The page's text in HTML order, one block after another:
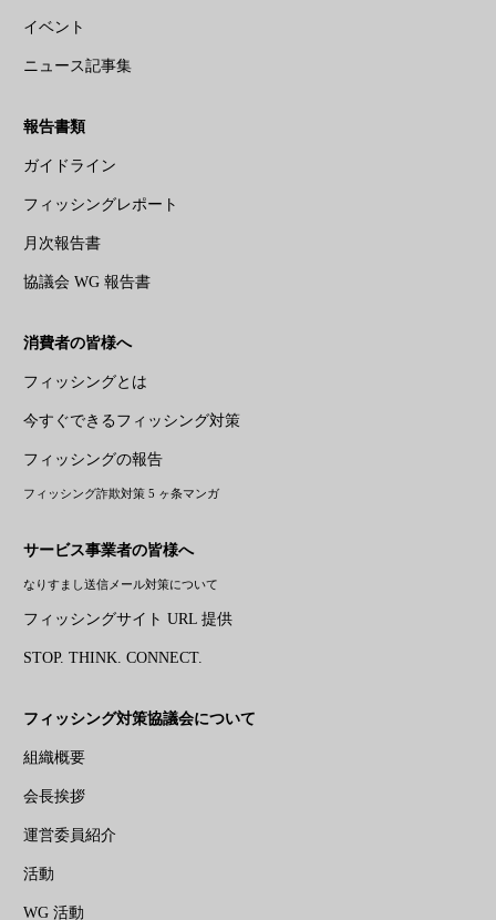
イベント
ニュース記事集
報告書類
ガイドライン
フィッシングレポート
月次報告書
協議会 WG 報告書
消費者の皆様へ
フィッシングとは
今すぐできるフィッシング対策
フィッシングの報告
フィッシング詐欺対策 5 ヶ条マンガ
サービス事業者の皆様へ
なりすまし送信メール対策について
フィッシングサイト URL 提供
STOP. THINK. CONNECT.
フィッシング対策協議会について
組織概要
会長挨拶
運営委員紹介
活動
WG 活動